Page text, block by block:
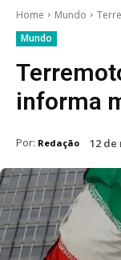
Home Mundo
Mundo
informa
Por: Redação 12 de